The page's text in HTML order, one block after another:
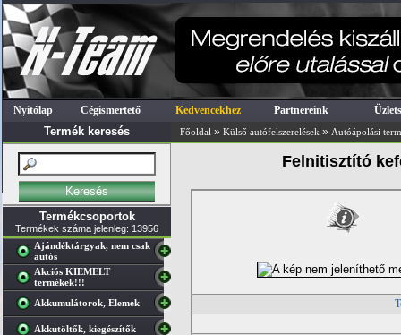
Nyitólap Cégismertető Kedvencekhez Partnereink
Termék keresés Főoldal » Külső autófelszerelések » Autóápolási
Termékcsoportok
Termékek száma jelenleg: 13956
Ajándéktárgyak, nem csak
autós
Akciós KIEMELT
termékek!!!
Akkumulátorok, Elemek
Akkutöltők, kiegészítők
Felnitisztító